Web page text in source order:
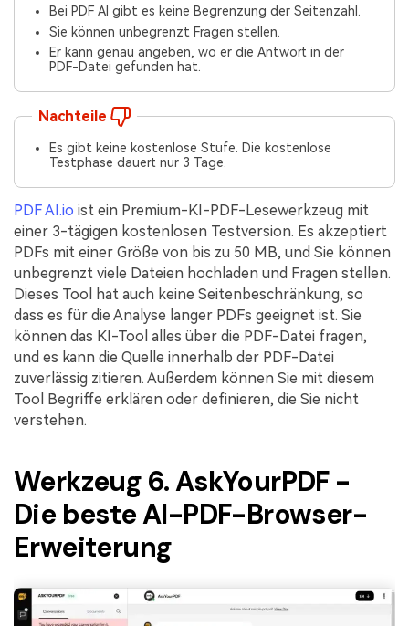
Bei PDF AI gibt es keine Begrenzung der Seitenzahl.
Sie können unbegrenzt Fragen stellen.
Er kann genau angeben, wo er die Antwort in der
PDF-Datei gefunden hat.
Nachteile
Es gibt keine kostenlose Stufe. Die kostenlose
Testphase dauert nur 3 Tage.
PDF AI.io ist ein Premium-KI-PDF-Lesewerkzeug mit
einer 3-tägigen kostenlosen Testversion. Es akzeptiert
PDFs mit einer Größe von bis zu 50 MB, und Sie können
unbegrenzt viele Dateien hochladen und Fragen stellen.
Dieses Tool hat auch keine Seitenbeschränkung, so
dass es für die Analyse langer PDFs geeignet ist. Sie
können das KI-Tool alles über die PDF-Datei fragen,
und es kann die Quelle innerhalb der PDF-Datei
zuverlässig zitieren. Außerdem können Sie mit diesem
Tool Begriffe erklären oder definieren, die Sie nicht
verstehen.
Werkzeug 6. AskYourPDF -
Die beste AI-PDF-Browser-
Erweiterung